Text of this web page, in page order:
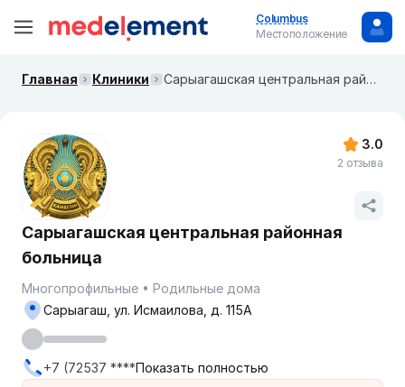
Columbus
Местоположение
Главная Клиники Сарыагашская центральная районная больница
Сарыагашская центральная районная
больница
Многопрофильные Родильные дома
Сарыагаш, ул. Исмаилова, д. 115А
+7 (72537 ****Показать полностью
3.0
2 отзыва